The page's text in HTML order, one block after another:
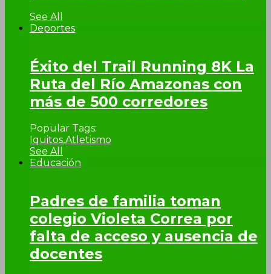
See All
Deportes
Éxito del Trail Running 8K La
Ruta del Río Amazonas con
más de 500 corredores
Popular Tags:
Iquitos,Atletismo
See All
Educación
Padres de familia toman
colegio Violeta Correa por
falta de acceso y ausencia de
docentes